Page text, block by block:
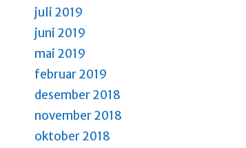
juli 2019
juni 2019
mai 2019
februar 2019
desember 2018
november 2018
oktober 2018